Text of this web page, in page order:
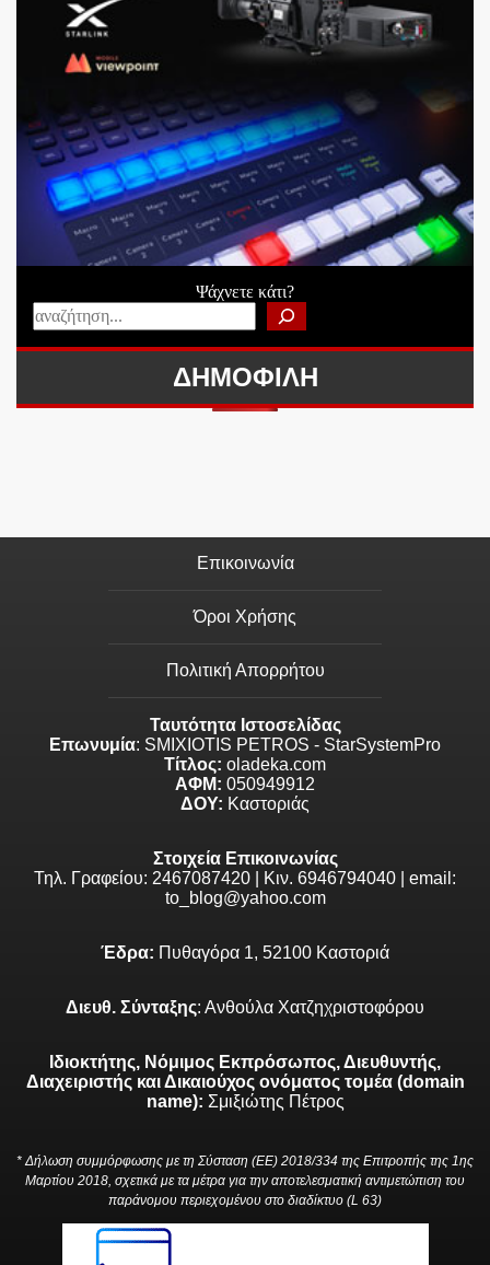
Ψάχνετε κάτι?
ΔΗΜΟΦΙΛΗ
Επικοινωνία
Όροι Χρήσης
Πολιτική Απορρήτου
Ταυτότητα Ιστοσελίδας
Επωνυμία: SMIXIOTIS PETROS - StarSystemPro
Τίτλος: oladeka.com
ΑΦΜ: 050949912
ΔΟΥ: Καστοριάς
Στοιχεία Επικοινωνίας
Τηλ. Γραφείου: 2467087420 | Κιν. 6946794040 | email:
to_blog@yahoo.com
Έδρα: Πυθαγόρα 1, 52100 Καστοριά
Διευθ. Σύνταξης: Ανθούλα Χατζηχριστοφόρου
Ιδιοκτήτης, Νόμιμος Εκπρόσωπος, Διευθυντής,
Διαχειριστής και Δικαιούχος ονόματος τομέα (domain
name): Σμιξιώτης Πέτρος
* Δήλωση συμμόρφωσης με τη Σύσταση (ΕΕ) 2018/334 της Επιτροπής της 1ης
Μαρτίου 2018, σχετικά με τα μέτρα για την αποτελεσματική αντιμετώπιση του
παράνομου περιεχομένου στο διαδίκτυο (L 63)